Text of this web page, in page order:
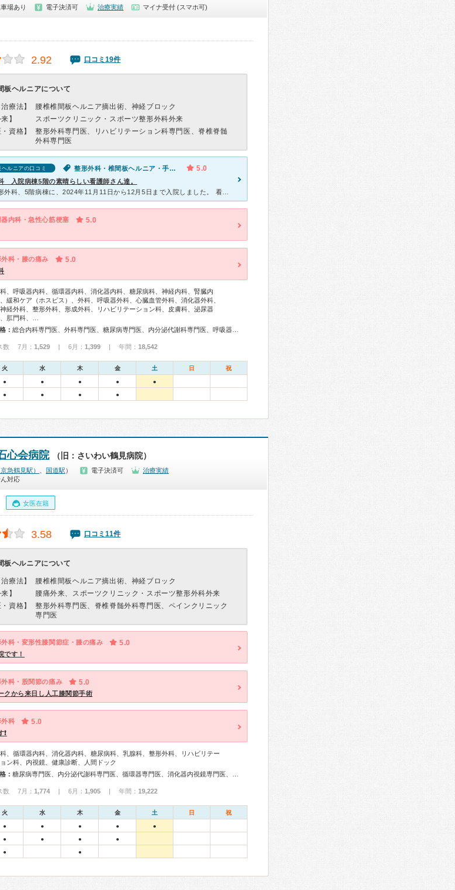
場あり 電子決済可 治療実績 マイナ受付 (スマホ可)
2.92 口コミ19件
板ヘルニアについて
療法】
腰椎椎間板ヘルニア摘出術、神経ブロック
】
スポーツクリニック・スポーツ整形外科外来
資格】
整形外科専門医、リハビリテーション科専門医、脊椎脊髄
外科専門医
ヘルニアの口コミ 整形外科・椎間板ヘルニア・手足の関節が痛い 5.0
入院病棟5階の素晴らしい看護師さん達。
器内科・急性心筋梗塞 5.0
科・膝の痛み 5.0
、呼吸器内科、循環器内科、消化器内科、糖尿病科、神経内科、腎臓内
緩和ケア（ホスピス）、外科、呼吸器外科、心臓血管外科、消化器外科、
経外科、整形外科、形成外科、リハビリテーション科、皮膚科、泌尿器
肛門科、…
：
数 7月： 1,529 | 6月： 1,399 | 年間： 18,542
火 水 木 金 土 日 祝
● ● ● ● ●
● ● ● ●
心会病院 （旧：さいわい鶴見病院）
急鶴見駅） 国道駅 ） 電子決済可
治療実績
対応
女医在籍
3.58 口コミ11件
板ヘルニアについて
療法】
腰椎椎間板ヘルニア摘出術、神経ブロック
】
腰痛外来、スポーツクリニック・スポーツ整形外科外来
資格】
整形外科専門医、脊椎脊髄外科専門医、ペインクリニック
専門医
外科・変形性膝関節症・膝の痛み 5.0
です！
外科・股関節の痛み 5.0
クから来日し人工膝関節手術
外科 5.0
、循環器内科、消化器内科、糖尿病科、乳腺科、整形外科、リハビリテー
ン科、内視鏡、健康診断、人間ドック
：
数 7月： 1,774 | 6月： 1,905 | 年間： 19,222
火 水 木 金 土 日 祝
● ● ● ● ●
● ● ● ●
● ●